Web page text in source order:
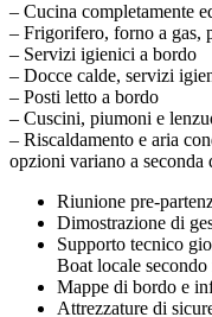
– Cucina completamente
– Frigorifero, forno a gas,
– Servizi igienici a bordo
– Docce calde, servizi
– Posti letto a bordo
– Cuscini, piumoni e
– Riscaldamento e aria
opzioni variano a seconda
Riunione pre-
Dimostrazione di
Supporto tecnico
Boat locale secondo
Mappe di bordo e
Attrezzature di